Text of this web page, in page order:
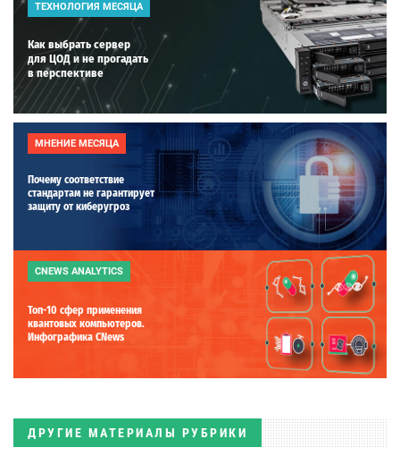
ТЕХНОЛОГИЯ МЕСЯЦА
Как выбрать сервер
для ЦОД и не прогадать
в перспективе
МНЕНИЕ МЕСЯЦА
Почему соответствие
стандартам не гарантирует
защиту от киберугроз
CNEWS ANALYTICS
Топ-10 сфер применения
квантовых компьютеров.
Инфографика CNews
ДРУГИЕ МАТЕРИАЛЫ РУБРИКИ